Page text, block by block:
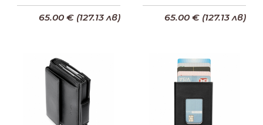
Добави в кошницата
65.00 € (127.13 лв)
Добави в кошницата
65.00 € (127.13 лв)